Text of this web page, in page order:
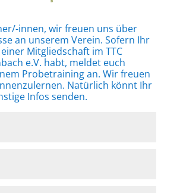
innen, wir freuen uns über
an unserem Verein. Sofern Ihr
Mitgliedschaft im TTC
e.V. habt, meldet euch
Probetraining an. Wir freuen
Natürlich könnt Ihr
Infos senden.